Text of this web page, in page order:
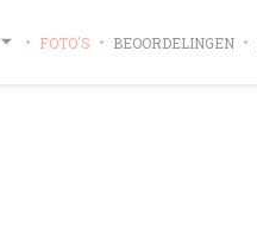
FOTO'S BEOORDELINGEN